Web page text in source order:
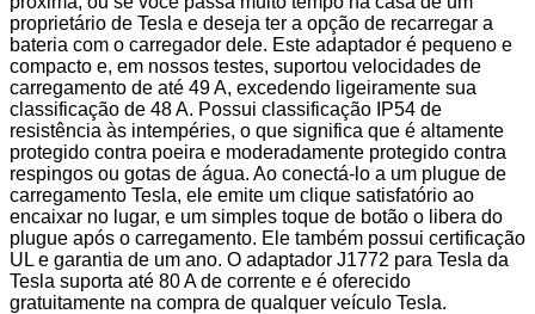
proprietário de Tesla e deseja ter a opção de recarregar a
bateria com o carregador dele. Este adaptador é pequeno e
compacto e, em nossos testes, suportou velocidades de
carregamento de até 49 A, excedendo ligeiramente sua
classificação de 48 A. Possui classificação IP54 de
resistência às intempéries, o que significa que é altamente
protegido contra poeira e moderadamente protegido contra
respingos ou gotas de água. Ao conectá-lo a um plugue de
carregamento Tesla, ele emite um clique satisfatório ao
encaixar no lugar, e um simples toque de botão o libera do
plugue após o carregamento. Ele também possui certificação
UL e garantia de um ano. O adaptador J1772 para Tesla da
Tesla suporta até 80 A de corrente e é oferecido
gratuitamente na compra de qualquer veículo Tesla.